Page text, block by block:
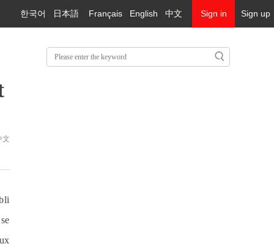
Sign in Sign up
한국어 日本語 Français English 中文
文